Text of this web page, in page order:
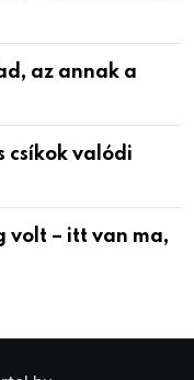
az annak a
csíkok valódi
volt – itt van ma,